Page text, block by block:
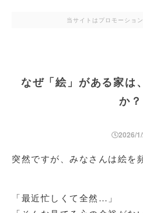
当サイトはプロモーショ
なぜ「絵」がある家は
か？
2026/
突然ですが、みなさんは絵を
「最近忙しくて全然…」